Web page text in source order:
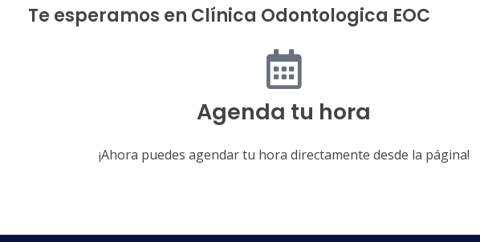
Te esperamos en Clínica Odontologica EOC
Agenda tu hora
¡Ahora puedes agendar tu hora directamente desde la página!